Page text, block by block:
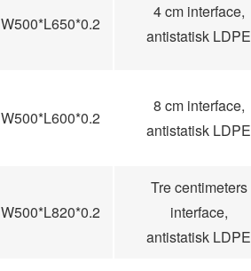
W500*L650*0.2
4 cm interface,
antistatisk LDPE
W500*L600*0.2
8 cm interface,
antistatisk LDPE
W500*L820*0.2
Tre centimeters
interface,
antistatisk LDPE